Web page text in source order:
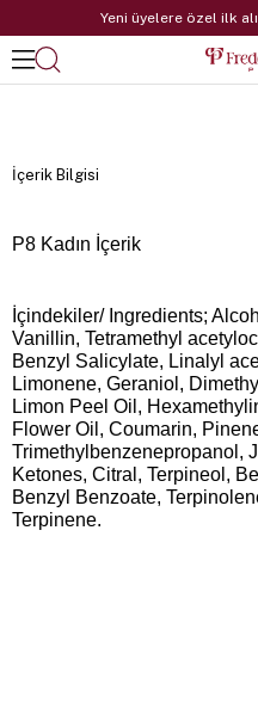
Yeni üyelere özel ilk
İçerik Bilgisi
P8 Kadın İçerik
İçindekiler/ Ingredients;
Vanillin, Tetramethyl
Benzyl Salicylate, Linalyl
Limonene, Geraniol,
Limon Peel Oil,
Flower Oil, Coumarin,
Trimethylbenzenepropanol,
Ketones, Citral, Terpineol,
Benzyl Benzoate,
Terpinene.